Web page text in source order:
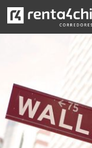
¿Cómo invertir en